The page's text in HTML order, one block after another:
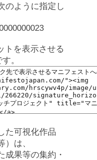
のように指定し
トを表示させる
。
た可視化作品
）は、
成果等の集約・